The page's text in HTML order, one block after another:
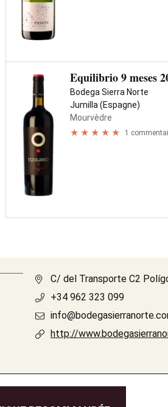
Equilibrio 9 meses
Bodega Sierra Norte
Jumilla (Espagne)
Mourvèdre
1
C/ del Transporte C2
+34 962 323 099
http://